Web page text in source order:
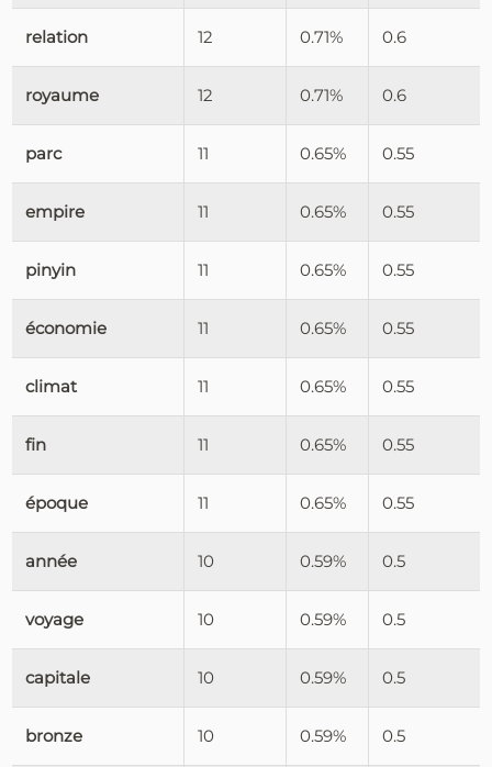
relation 12 0.71% 0.6
royaume 12 0.71% 0.6
parc 11 0.65% 0.55
empire 11 0.65% 0.55
pinyin 11 0.65% 0.55
économie 11 0.65% 0.55
climat 11 0.65% 0.55
fin 11 0.65% 0.55
époque 11 0.65% 0.55
année 10 0.59% 0.5
voyage 10 0.59% 0.5
capitale 10 0.59% 0.5
bronze 10 0.59% 0.5